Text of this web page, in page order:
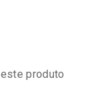
este produto